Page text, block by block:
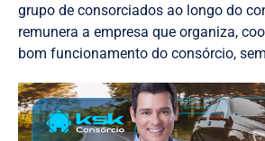
grupo de consorciados ao longo do
remunera a empresa que organiza,
bom funcionamento do consórcio,